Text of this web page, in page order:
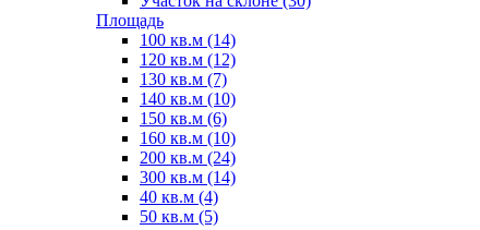
Площадь
100 кв.м (14)
120 кв.м (12)
130 кв.м (7)
140 кв.м (10)
150 кв.м (6)
160 кв.м (10)
200 кв.м (24)
300 кв.м (14)
40 кв.м (4)
50 кв.м (5)